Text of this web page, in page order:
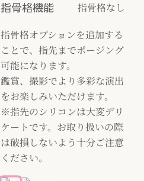
指骨格機能
指骨格なし
指骨格オプションを追加する
ことで、指先までポージング
可能になります。
鑑賞、撮影でより多彩な演出
をお楽しみいただけます。
※指先のシリコンは大変デリ
ケートです。お取り扱いの際
は破損しないよう十分ご注意
ください。